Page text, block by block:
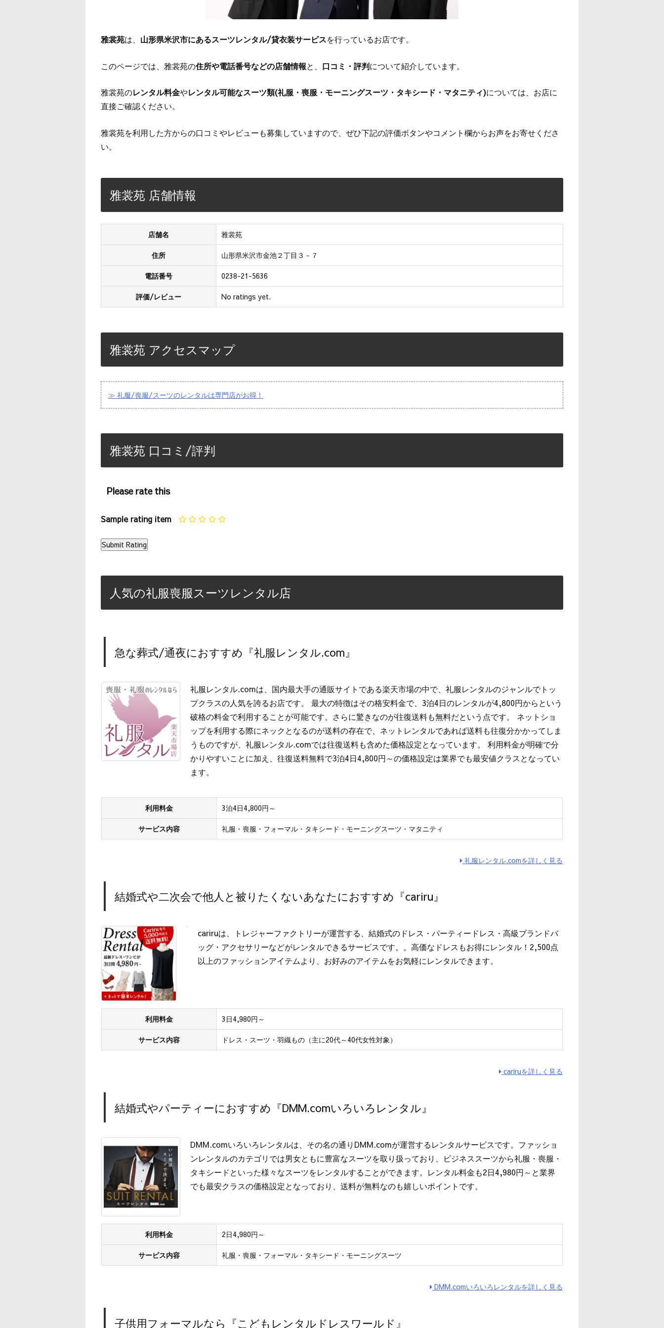
雅裳苑は、 山形県米沢市にあるスーツレンタル/貸衣装サービスを行っているお店です。
このページでは、雅裳苑の住所や電話番号などの店舗情報と、 口コミ・評判について紹介しています。
雅裳苑のレンタル料金やレンタル可能なスーツ類(礼服・喪服・モーニングスーツ・タキシード・マタニティ)については、お店に
直接ご確認ください。
雅裳苑を利用した方からの口コミやレビューも募集していますので、ぜひ下記の評価ボタンやコメント欄からお声をお寄せくださ
い。
雅裳苑 店舗情報
店舗名 雅裳苑
住所 山形県米沢市金池２丁目３－７
電話番号 0238-21-5636
評価/レビュー No ratings yet.
雅裳苑 アクセスマップ
≫ 礼服/喪服/スーツのレンタルは専門店がお得！
雅裳苑 口コミ/評判
Please rate this
Sample rating item
人気の礼服喪服スーツレンタル店
急な葬式/通夜におすすめ『礼服レンタル.com』
礼服レンタル.comは、国内最大手の通販サイトである楽天市場の中で、礼服レンタルのジャンルでトッ
プクラスの人気を誇るお店です。 最大の特徴はその格安料金で、3泊4日のレンタルが4,800円からという
破格の料金で利用することが可能です。さらに驚きなのが往復送料も無料だという点です。 ネットショ
ップを利用する際にネックとなるのが送料の存在で、ネットレンタルであれば送料も往復分かかってしま
うものですが、礼服レンタル.comでは往復送料も含めた価格設定となっています。 利用料金が明確で分
かりやすいことに加え、往復送料無料で3泊4日4,800円～の価格設定は業界でも最安値クラスとなってい
ます。
利用料金 3泊4日4,800円～
サービス内容 礼服・喪服・フォーマル・タキシード・モーニングスーツ・マタニティ
礼服レンタル.comを詳しく見る
結婚式や二次会で他人と被りたくないあなたにおすすめ『cariru』
cariruは、トレジャーファクトリーが運営する、結婚式のドレス・パーティードレス・高級ブランドバ
ッグ・アクセサリーなどがレンタルできるサービスです。。高価なドレスもお得にレンタル！2,500点
以上のファッションアイテムより、お好みのアイテムをお気軽にレンタルできます。
利用料金 3日4,980円～
サービス内容 ドレス・スーツ・羽織もの（主に20代～40代女性対象）
cariruを詳しく見る
結婚式やパーティーにおすすめ『DMM.comいろいろレンタル』
DMM.comいろいろレンタルは、その名の通りDMM.comが運営するレンタルサービスです。ファッショ
ンレンタルのカテゴリでは男女ともに豊富なスーツを取り扱っており、ビジネススーツから礼服・喪服・
タキシードといった様々なスーツをレンタルすることができます。レンタル料金も2日4,980円～と業界
でも最安クラスの価格設定となっており、送料が無料なのも嬉しいポイントです。
利用料金 2日4,980円～
サービス内容 礼服・喪服・フォーマル・タキシード・モーニングスーツ
DMM.comいろいろレンタルを詳しく見る
子供用フォーマルなら『こどもレンタルドレスワールド』